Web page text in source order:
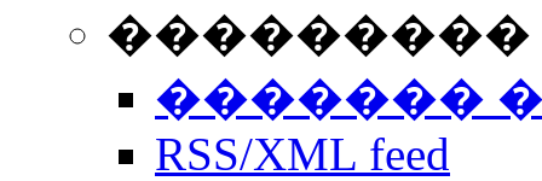
���������
�������
RSS/XML feed